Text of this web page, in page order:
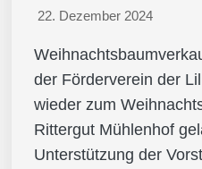
22. Dezember 2024
der Förderverein der
wieder zum
Rittergut Mühlenhof
Unterstützung der